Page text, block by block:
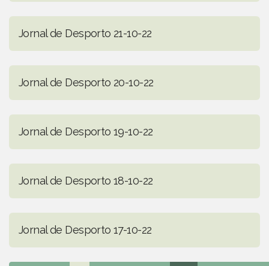
Jornal de Desporto 21-10-22
Jornal de Desporto 20-10-22
Jornal de Desporto 19-10-22
Jornal de Desporto 18-10-22
Jornal de Desporto 17-10-22